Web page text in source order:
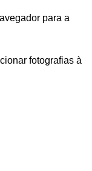
para a
fotografias à